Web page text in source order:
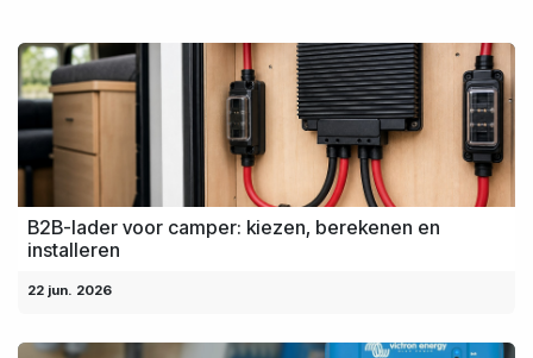
B2B-lader voor camper: kiezen, berekenen en
installeren
22 jun. 2026